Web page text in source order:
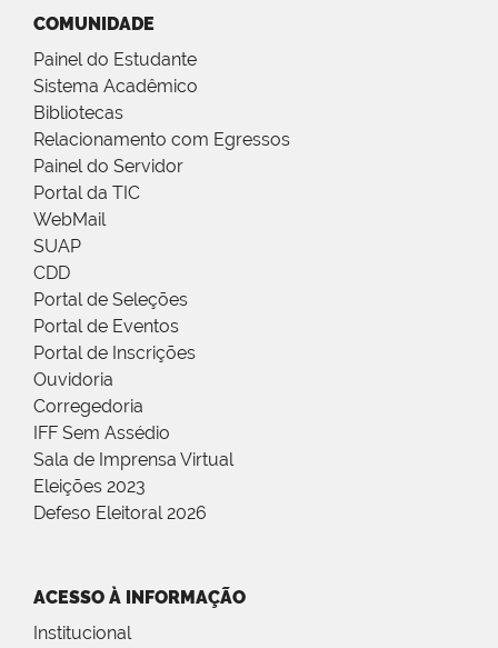
COMUNIDADE
Painel do Estudante
Sistema Acadêmico
Bibliotecas
Relacionamento com Egressos
Painel do Servidor
Portal da TIC
WebMail
SUAP
CDD
Portal de Seleções
Portal de Eventos
Portal de Inscrições
Ouvidoria
Corregedoria
IFF Sem Assédio
Sala de Imprensa Virtual
Eleições 2023
Defeso Eleitoral 2026
ACESSO À INFORMAÇÃO
Institucional